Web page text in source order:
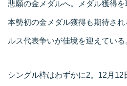
悲願の金メダルへ。メダル獲得
本勢初の金メダル獲得も期待さ
ルス代表争いが佳境を迎えている
シングル枠はわずかに2。12月12